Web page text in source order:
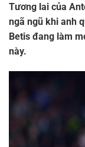
Tương lai của
ngã ngũ khi anh
Betis đang làm
này.